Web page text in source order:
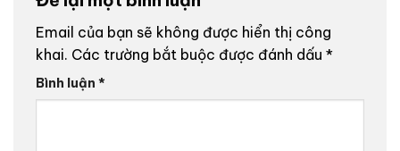
Email của bạn sẽ không được hiển thị công
khai. Các trường bắt buộc được đánh dấu *
Bình luận *